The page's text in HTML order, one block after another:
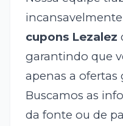
cupons Lezalez
garantindo que
apenas a ofertas
Buscamos as
da fonte ou de